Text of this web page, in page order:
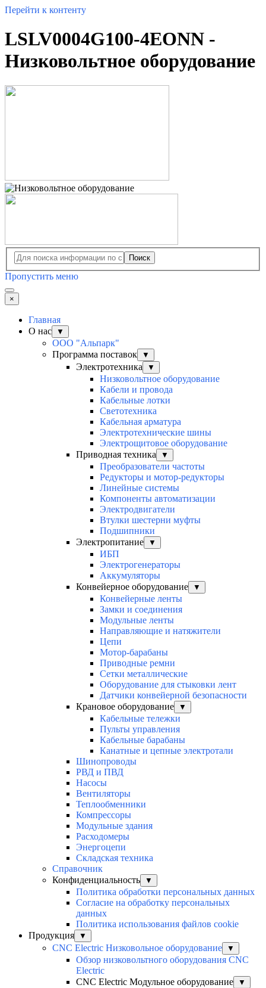
Перейти к контенту
LSLV0004G100-4EONN -
Низковольтное оборудование
Поиск
Пропустить меню
×
Главная
О нас
▼
ООО "Альпарк"
Программа поставок
▼
Электротехника ▼
Низковольтное оборудование
Кабели и провода
Кабельные лотки
Светотехника
Кабельная арматура
Электротехнические шины
Электрощитовое оборудование
Приводная техника
▼
Преобразователи частоты
Редукторы и мотор-редукторы
Линейные системы
Компоненты автоматизации
Электродвигатели
Втулки шестерни муфты
Подшипники
Электропитание
▼
ИБП
Электрогенераторы
Аккумуляторы
Конвейерное оборудование
▼
Конвейерные ленты
Замки и соединения
Модульные ленты
Направляющие и натяжители
Цепи
Мотор-барабаны
Приводные ремни
Сетки металлические
Оборудование для стыковки лент
Датчики конвейерной безопасности
Крановое оборудование
▼
Кабельные тележки
Пульты управления
Кабельные барабаны
Канатные и цепные электротали
Шинопроводы
РВД и ПВД
Насосы
Вентиляторы
Теплообменники
Компрессоры
Модульные здания
Расходомеры
Энергоцепи
Складская техника
Справочник
Конфиденциальность
▼
Политика обработки персональных данных
Согласие на обработку персональных
данных
Политика использования файлов cookie
Продукция
▼
CNC Electric Низковольное оборудование ▼
Обзор низковольтного оборудования CNC
Electric
CNC Electric Модульное оборудование
▼